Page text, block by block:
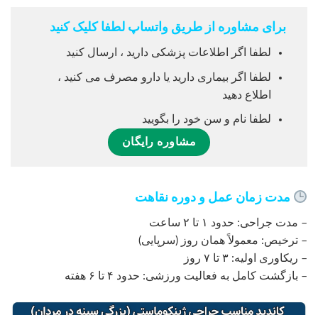
برای مشاوره از طریق واتساپ لطفا کلیک کنید
لطفا اگر اطلاعات پزشکی دارید ، ارسال کنید
لطفا اگر بیماری دارید یا دارو مصرف می کنید ،
اطلاع دهید
لطفا نام و سن خود را بگویید
مشاوره رایگان
مدت زمان عمل و دوره نقاهت
– مدت جراحی: حدود ۱ تا ۲ ساعت
– ترخیص: معمولاً همان روز (سرپایی)
– ریکاوری اولیه: ۳ تا ۷ روز
– بازگشت کامل به فعالیت ورزشی: حدود ۴ تا ۶ هفته